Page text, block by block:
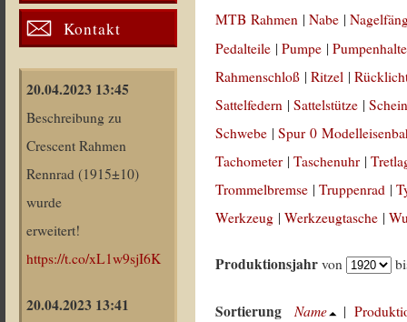
Kontakt
20.04.2023 13:45
Beschreibung zu
Crescent Rahmen
Rennrad (1915±10)
wurde
erweitert!
https://t.co/xL1w9sjI6K
20.04.2023 13:41
MTB Rahmen |Nabe |
Pedalteile |Pumpe |
Rahmenschloß |Ritzel |
Sattelfedern |Sattelstütze |
Schwebe |Spur 0
Tachometer |Taschenuhr |
Trommelbremse |Truppenrad |
Werkzeug |Werkzeugtasche |
Produktionsjahr von
Sortierung Name |